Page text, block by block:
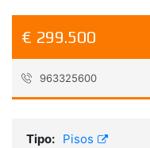
€ 299.500
963325600
Tipo: Pisos